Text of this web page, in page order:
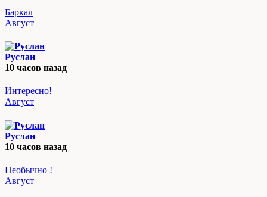
Баркал
Август
Руслан
10 часов назад
Интересно!
Август
Руслан
10 часов назад
Необычно !
Август